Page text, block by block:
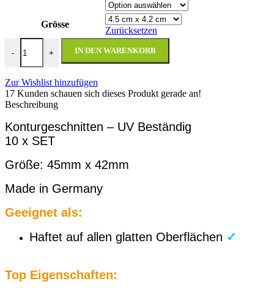
Grösse
Zurücksetzen
-
LICHTSCHALTER AUFKLEBER Jetzt Sparen 10 x SET Vinyl
+ IN DEN WARENKORB
Zur Wishlist hinzufügen
17 Kunden schauen sich dieses Produkt gerade an!
Beschreibung
Konturgeschnitten – UV Beständig
10 x SET
Größe: 45mm x 42mm
Made in Germany
Geeignet als:
Haftet auf allen glatten Oberflächen ✓
Top Eigenschaften: